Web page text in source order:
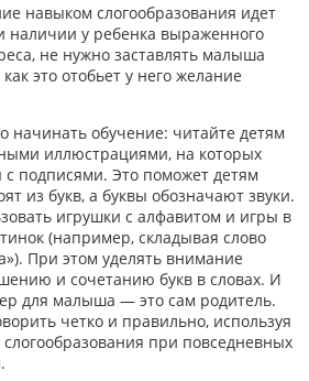
навыком слогообразования идет
наличии у ребенка выраженного
не нужно заставлять малыша
это отобьет у него желание
начинать обучение: читайте детям
иллюстрациями, на которых
подписями. Это поможет детям
из букв, а буквы обозначают звуки.
игрушки с алфавитом и игры в
(например, складывая слово
При этом уделять внимание
и сочетанию букв в словах. И
для малыша — это сам родитель.
четко и правильно, используя
при повседневных